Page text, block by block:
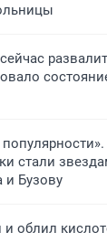
стали
и Бузову
и облил